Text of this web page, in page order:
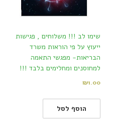
שימו לב !!! משלוחים , פגישות
ייעוץ על פי הוראות משרד
הבריאות- מפגשי התאמה
למחוסנים ומחלימים בלבד !!!
₪1.00
הוסף לסל